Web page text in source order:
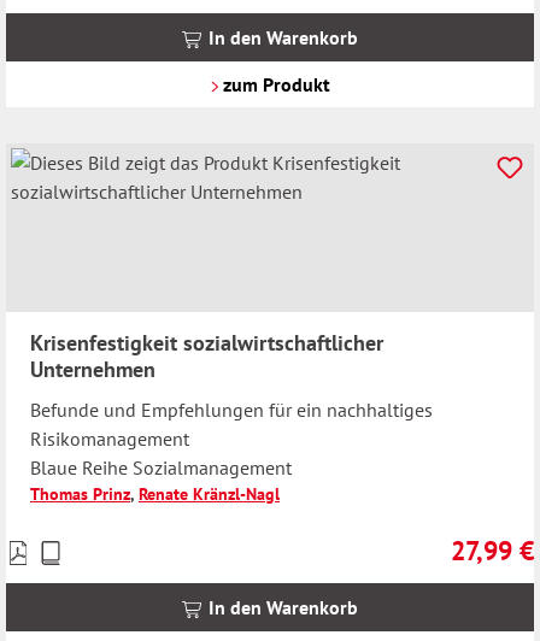
In den Warenkorb
zum Produkt
Krisenfestigkeit sozialwirtschaftlicher
Unternehmen
Befunde und Empfehlungen für ein nachhaltiges
Risikomanagement
Blaue Reihe Sozialmanagement
Thomas Prinz, Renate Kränzl-Nagl
27,99 €
Preise
inkl.
In den Warenkorb